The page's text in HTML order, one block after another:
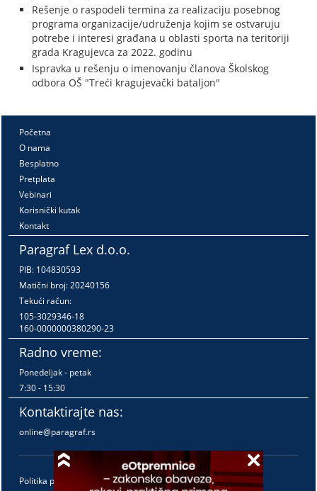
Rešenje o raspodeli termina za realizaciju posebnog
programa organizacije/udruženja kojim se ostvaruju
potrebe i interesi građana u oblasti sporta na teritoriji
grada Kragujevca za 2022. godinu
Ispravka u rešenju o imenovanju članova Školskog
odbora OŠ "Treći kragujevački bataljon"
Početna
O nama
Besplatno
Pretplata
Vebinari
Korisnički kutak
Kontakt
Paragraf Lex d.o.o.
PIB: 104830593
Matični broj: 20240156
Tekući račun:
105-3029346-18
160-0000000380290-23
Radno vreme:
Ponedeljak - petak
7:30 - 15:30
Kontaktirajte nas:
online@paragraf.rs
Politika privatnosti